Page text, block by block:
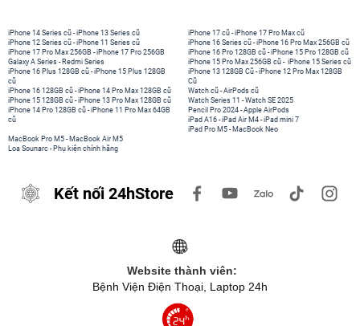
iPhone 14 Series cũ -iPhone 13 Series cũ
iPhone 12 Series cũ -iPhone 11 Series cũ
iPhone 17 Pro Max 256GB -iPhone 17 Pro 256GB
Galaxy A Series - Redmi Series
iPhone 17 cũ -iPhone 17 Pro Max cũ
iPhone 16 Series cũ - iPhone 16 Pro Max 256GB cũ
iPhone 16 Pro 128GB cũ -iPhone 15 Pro 128GB cũ
iPhone 15 Pro Max 256GB cũ - iPhone 15 Series cũ
iPhone 16 Plus 128GB cũ -iPhone 15 Plus 128GB
cũ
iPhone 16 128GB cũ -iPhone 14 Pro Max 128GB cũ
iPhone 15 128GB cũ -iPhone 13 Pro Max 128GB cũ
iPhone 14 Pro 128GB cũ -iPhone 11 Pro Max 64GB
cũ
iPhone 13 128GB Cũ -iPhone 12 Pro Max 128GB
Cũ
Watch cũ -AirPods cũ
Watch Series 11 -Watch SE 2025
Pencil Pro 2024 -Apple AirPods
iPad A16 -iPad Air M4 -iPad mini 7
iPad Pro M5 - MacBook Neo
MacBook Pro M5 - MacBook Air M5
Loa Sounarc - Phụ kiện chính hãng
Kết nối 24hStore
Website thành viên:
Bệnh Viện Điện Thoại, Laptop 24h